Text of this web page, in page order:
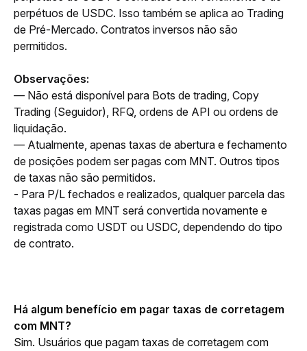
perpétuos de USDC. Isso também se aplica ao Trading
de Pré-Mercado. Contratos inversos não são
permitidos.
Observações:
— Não está disponível para Bots de trading, Copy
Trading (Seguidor), RFQ, ordens de API ou ordens de
liquidação.
— Atualmente, apenas taxas de abertura e fechamento
de posições podem ser pagas com MNT. Outros tipos
de taxas não são permitidos.
- Para P/L fechados e realizados, qualquer parcela das
taxas pagas em MNT será convertida novamente e
registrada como USDT ou USDC, dependendo do tipo
de contrato.
Há algum benefício em pagar taxas de corretagem
com MNT?
Sim. Usuários que pagam taxas de corretagem com